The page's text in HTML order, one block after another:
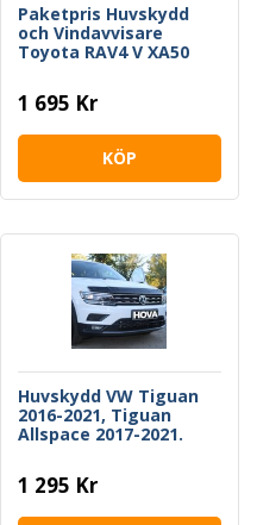
Paketpris Huvskydd
och Vindavvisare
Toyota RAV4 V XA50
1 695 Kr
KÖP
Huvskydd VW Tiguan
2016-2021, Tiguan
Allspace 2017-2021.
1 295 Kr